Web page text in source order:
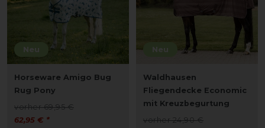
Neu
Horseware Amigo Bug
Rug Pony
vorher 69,95 €
62,95 € *
Neu
Waldhausen
Fliegendecke Economic
mit Kreuzbegurtung
vorher 24,90 €